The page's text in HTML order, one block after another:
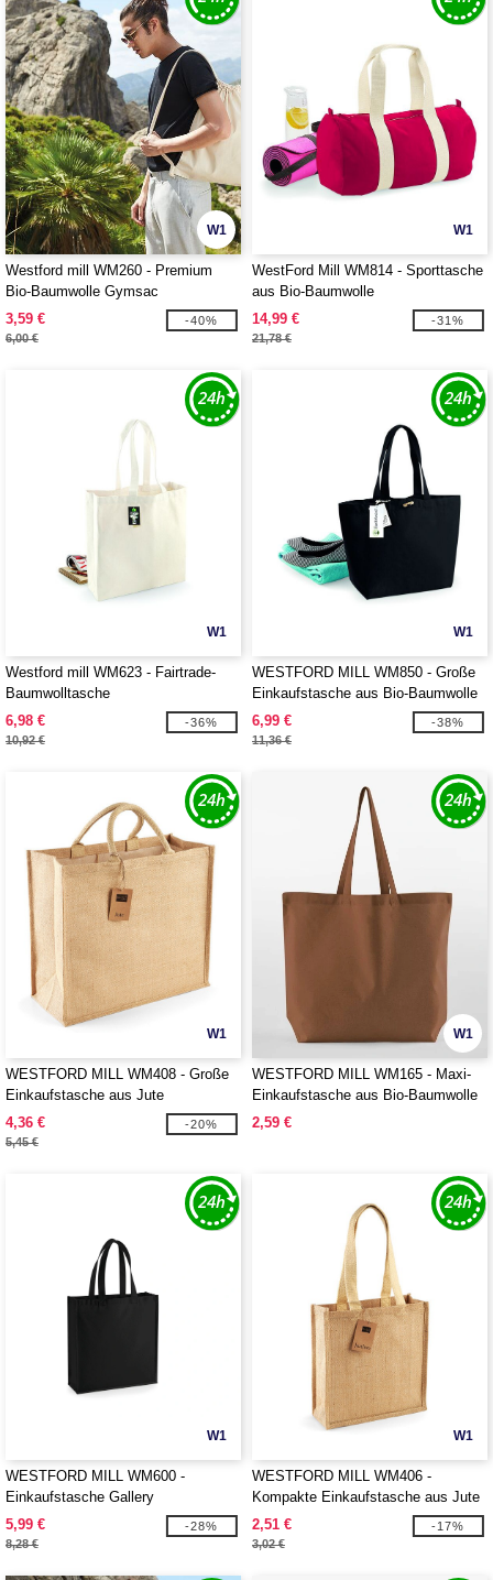
W1
Westford mill WM260 - Premium
Bio-Baumwolle Gymsac
3,59 €
6,00 €
-40%
W1
WestFord Mill WM814 - Sporttasche
aus Bio-Baumwolle
14,99 €
21,78 €
-31%
W1
Westford mill WM623 - Fairtrade-
Baumwolltasche
6,98 €
10,92 €
-36%
W1
WESTFORD MILL WM850 - Große
Einkaufstasche aus Bio-Baumwolle
6,99 €
11,36 €
-38%
W1
WESTFORD MILL WM408 - Große
Einkaufstasche aus Jute
4,36 €
5,45 €
-20%
W1
WESTFORD MILL WM165 - Maxi-
Einkaufstasche aus Bio-Baumwolle
2,59 €
W1
WESTFORD MILL WM600 -
Einkaufstasche Gallery
5,99 €
8,28 €
-28%
W1
WESTFORD MILL WM406 -
Kompakte Einkaufstasche aus Jute
2,51 €
3,02 €
-17%